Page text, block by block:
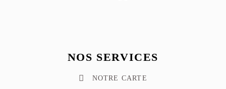
NOS SERVICES
NOTRE CARTE